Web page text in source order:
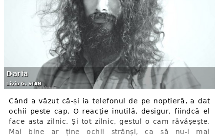
Daria
Liviu G. STAN
Când a văzut că-și ia telefonul de pe noptieră, a dat
ochii peste cap. O reacție inutilă, desigur, fiindcă el
face asta zilnic. Și tot zilnic, gestul o cam răvășește.
Mai bine ar ține ochii strânși, ca să nu-i mai